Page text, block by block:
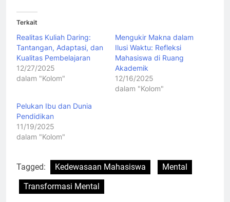
Terkait
Realitas Kuliah Daring:
Tantangan, Adaptasi, dan
Kualitas Pembelajaran
12/27/2025
dalam "Kolom"
Mengukir Makna dalam
Ilusi Waktu: Refleksi
Mahasiswa di Ruang
Akademik
12/16/2025
dalam "Kolom"
Pelukan Ibu dan Dunia
Pendidikan
11/19/2025
dalam "Kolom"
Tagged: Kedewasaan Mahasiswa
Mental
Transformasi Mental